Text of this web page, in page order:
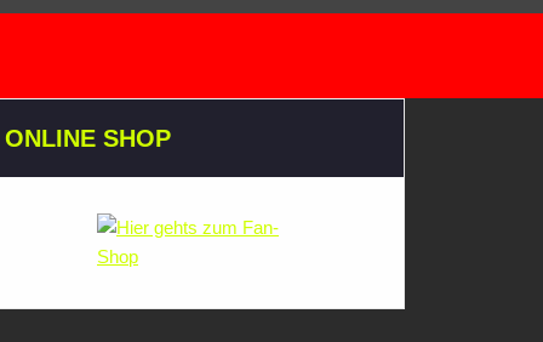
ONLINE SHOP